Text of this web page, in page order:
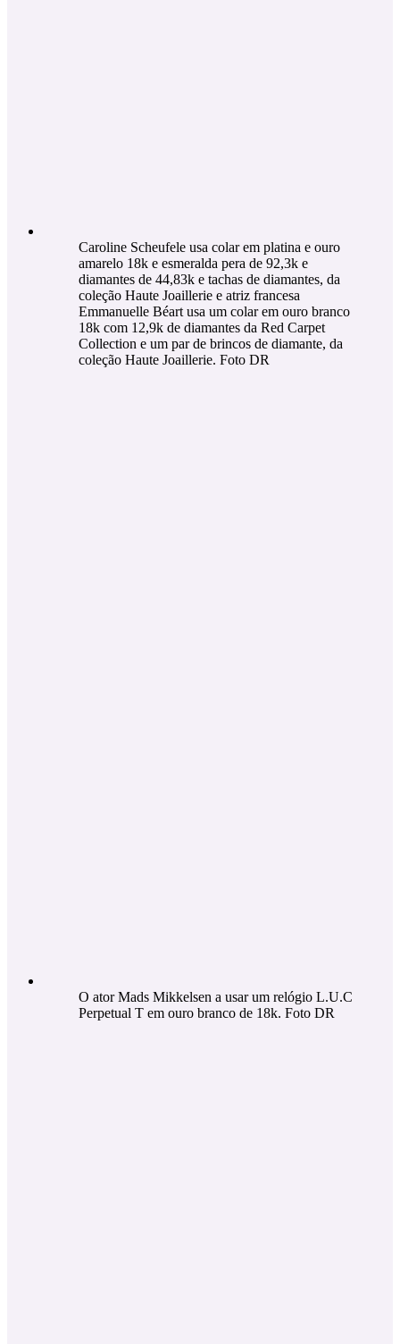
Caroline Scheufele usa colar em platina e ouro
amarelo 18k e esmeralda pera de 92,3k e
diamantes de 44,83k e tachas de diamantes, da
coleção Haute Joaillerie e atriz francesa
Emmanuelle Béart usa um colar em ouro branco
18k com 12,9k de diamantes da Red Carpet
Collection e um par de brincos de diamante, da
coleção Haute Joaillerie. Foto DR
O ator Mads Mikkelsen a usar um relógio L.U.C
Perpetual T em ouro branco de 18k. Foto DR